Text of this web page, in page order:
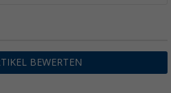
BEWERTEN